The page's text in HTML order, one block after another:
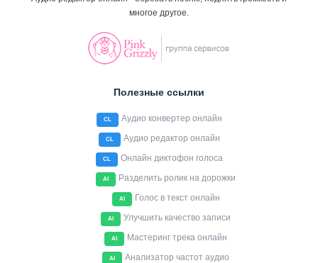
многое другое.
Полезные ссылки
CL Аудио конвертер онлайн
CL Аудио редактор онлайн
CL Онлайн диктофон голоса
AI Разделить ролик на дорожки
AI Голос в текст онлайн
AI Улучшить качество записи
AI Мастеринг трека онлайн
AI Анализатор частот аудио